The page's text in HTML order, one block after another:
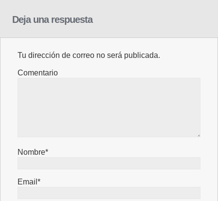
Deja una respuesta
Tu dirección de correo no será publicada.
Comentario
Nombre*
Email*